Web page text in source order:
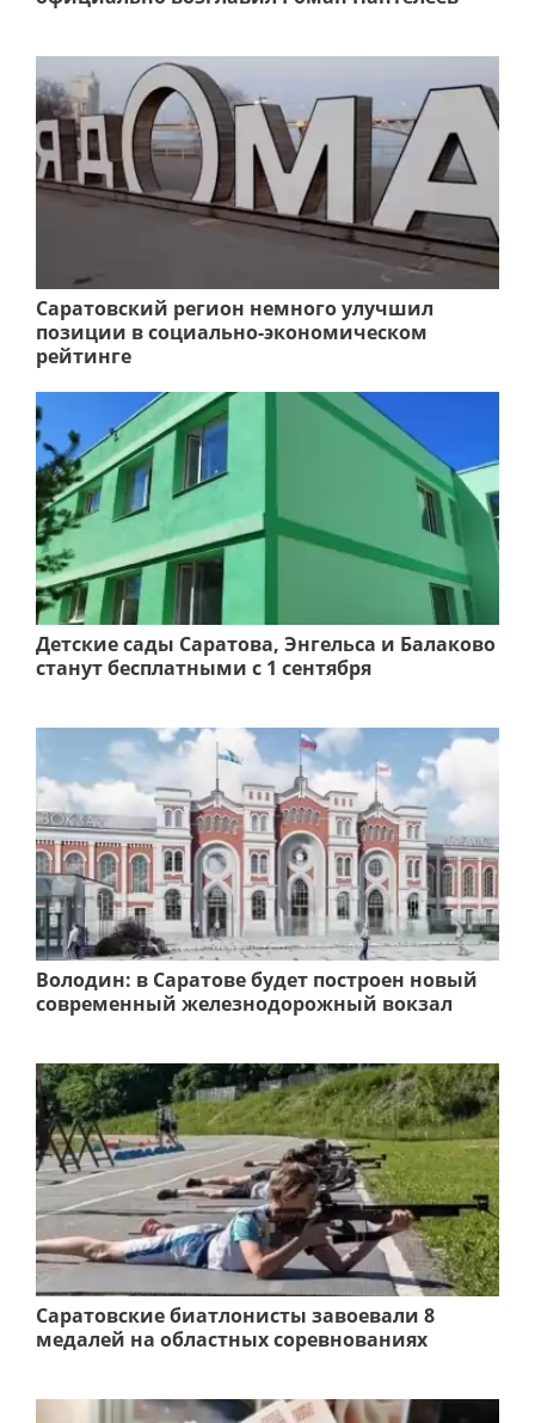
Саратовский регион немного улучшил
позиции в социально-экономическом
рейтинге
Детские сады Саратова, Энгельса и Балаково
станут бесплатными с 1 сентября
Володин: в Саратове будет построен новый
современный железнодорожный вокзал
Саратовские биатлонисты завоевали 8
медалей на областных соревнованиях